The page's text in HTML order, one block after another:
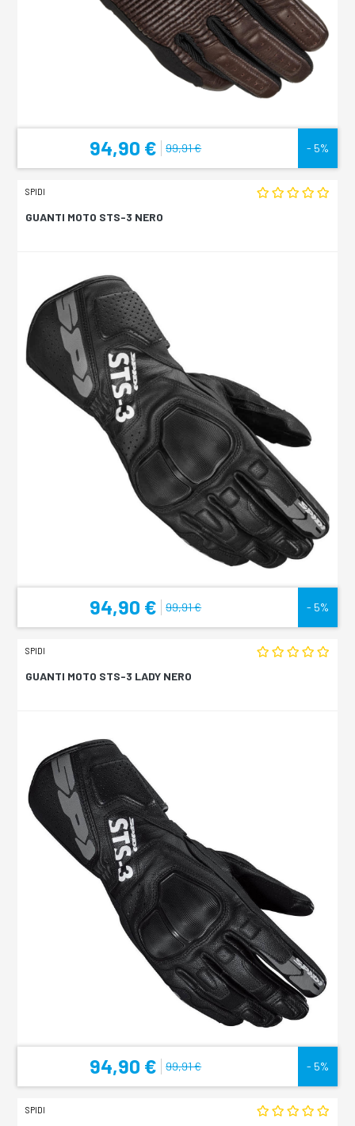
94,90 € 99,91 € - 5%
SPIDI
GUANTI MOTO STS-3 NERO
94,90 € 99,91 € - 5%
SPIDI
GUANTI MOTO STS-3 LADY NERO
94,90 € 99,91 € - 5%
SPIDI